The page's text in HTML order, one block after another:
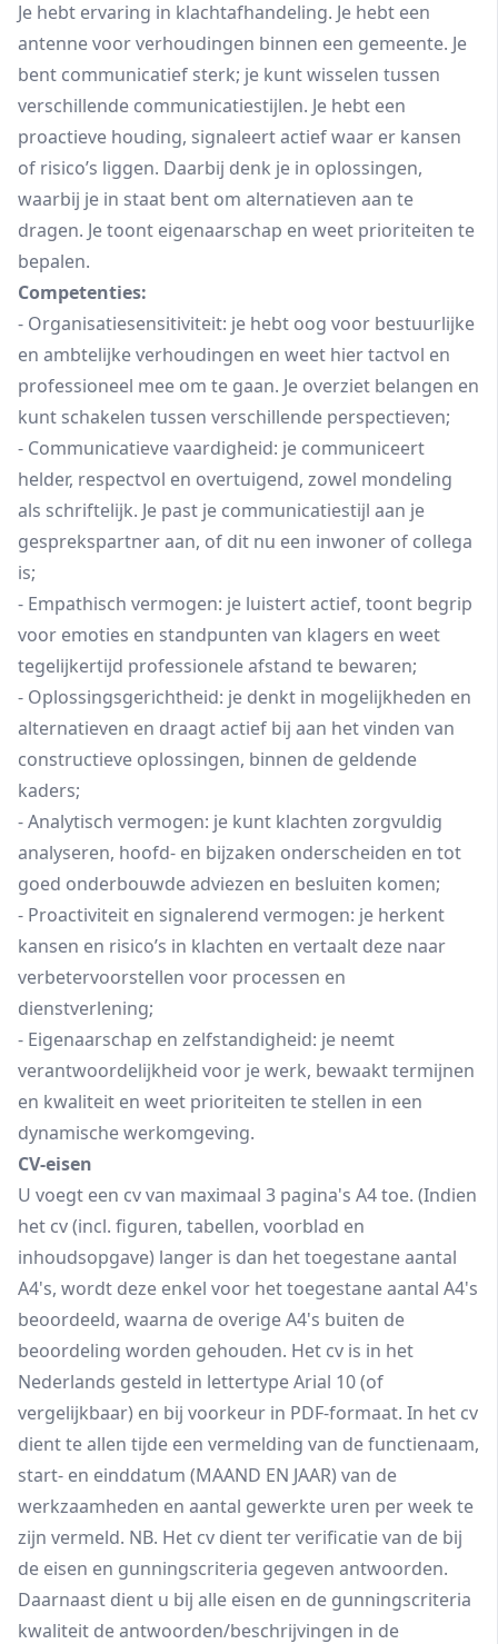
Je hebt ervaring in klachtafhandeling. Je hebt een
antenne voor verhoudingen binnen een gemeente. Je
bent communicatief sterk; je kunt wisselen tussen
verschillende communicatiestijlen. Je hebt een
proactieve houding, signaleert actief waar er kansen
of risico’s liggen. Daarbij denk je in oplossingen,
waarbij je in staat bent om alternatieven aan te
dragen. Je toont eigenaarschap en weet prioriteiten te
bepalen.
Competenties:
- Organisatiesensitiviteit: je hebt oog voor bestuurlijke
en ambtelijke verhoudingen en weet hier tactvol en
professioneel mee om te gaan. Je overziet belangen en
kunt schakelen tussen verschillende perspectieven;
- Communicatieve vaardigheid: je communiceert
helder, respectvol en overtuigend, zowel mondeling
als schriftelijk. Je past je communicatiestijl aan je
gesprekspartner aan, of dit nu een inwoner of collega
is;
- Empathisch vermogen: je luistert actief, toont begrip
voor emoties en standpunten van klagers en weet
tegelijkertijd professionele afstand te bewaren;
- Oplossingsgerichtheid: je denkt in mogelijkheden en
alternatieven en draagt actief bij aan het vinden van
constructieve oplossingen, binnen de geldende
kaders;
- Analytisch vermogen: je kunt klachten zorgvuldig
analyseren, hoofd- en bijzaken onderscheiden en tot
goed onderbouwde adviezen en besluiten komen;
- Proactiviteit en signalerend vermogen: je herkent
kansen en risico’s in klachten en vertaalt deze naar
verbetervoorstellen voor processen en
dienstverlening;
- Eigenaarschap en zelfstandigheid: je neemt
verantwoordelijkheid voor je werk, bewaakt termijnen
en kwaliteit en weet prioriteiten te stellen in een
dynamische werkomgeving.
CV-eisen
U voegt een cv van maximaal 3 pagina's A4 toe. (Indien
het cv (incl. figuren, tabellen, voorblad en
inhoudsopgave) langer is dan het toegestane aantal
A4's, wordt deze enkel voor het toegestane aantal A4's
beoordeeld, waarna de overige A4's buiten de
beoordeling worden gehouden. Het cv is in het
Nederlands gesteld in lettertype Arial 10 (of
vergelijkbaar) en bij voorkeur in PDF-formaat. In het cv
dient te allen tijde een vermelding van de functienaam,
start- en einddatum (MAAND EN JAAR) van de
werkzaamheden en aantal gewerkte uren per week te
zijn vermeld. NB. Het cv dient ter verificatie van de bij
de eisen en gunningscriteria gegeven antwoorden.
Daarnaast dient u bij alle eisen en de gunningscriteria
kwaliteit de antwoorden/beschrijvingen in de